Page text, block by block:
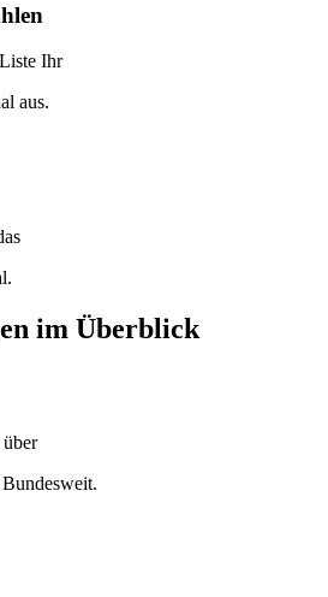
Ihr
aus.
im Überblick